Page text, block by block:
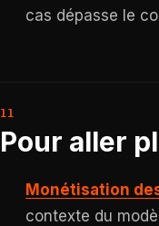
cas dépasse le
Pour aller
Monétisation
contexte du